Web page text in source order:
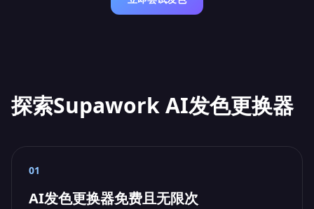
探索Supawork AI发色更换器
01
AI发色更换器免费且无限次